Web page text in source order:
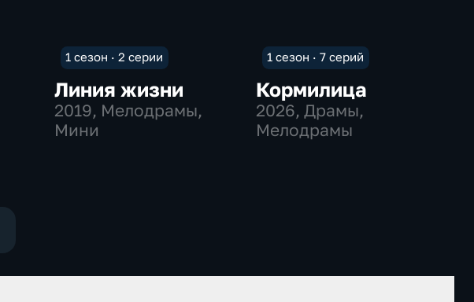
1 сезон · 2 серии
Линия жизни
2019, Мелодрамы,
Мини
1 сезон · 7 серий
Кормилица
2026, Драмы,
Мелодрамы